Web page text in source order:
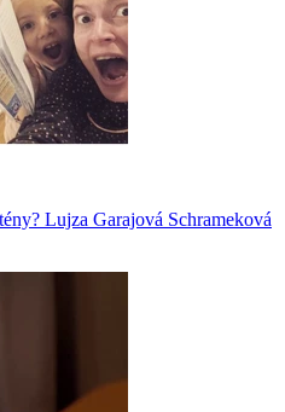
Lujza Garajová Schrameková